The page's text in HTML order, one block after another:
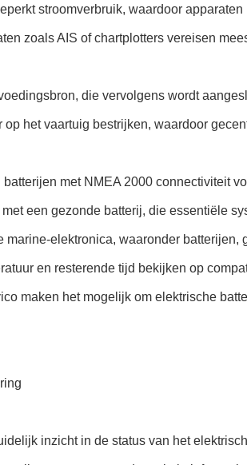
stroomverbruik, waardoor
zoals AIS of chartplotters vereisen
die vervolgens wordt
het vaartuig bestrijken, waardoor
met NMEA 2000 connectiviteit
een gezonde batterij, die essentiële
elektronica, waaronder
en resterende tijd bekijken op
maken het mogelijk om elektrische
inzicht in de status van het